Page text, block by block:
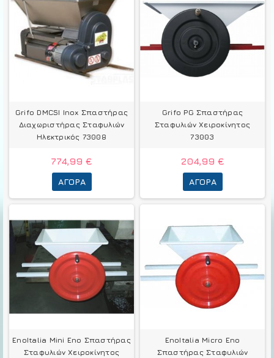
Grifo DMCSI Inox Σπαστήρας
Διαχωριστήρας Σταφυλιών
Ηλεκτρικός 73008
774,99 €
ΑΓΟΡΆ
Grifo PG Σπαστήρας
Σταφυλιών Χειροκίνητος
73003
204,99 €
ΑΓΟΡΆ
EnoItalia Mini Eno Σπαστήρας
Σταφυλιών Χειροκίνητος
EnoItalia Micro Eno
Σπαστήρας Σταφυλιών